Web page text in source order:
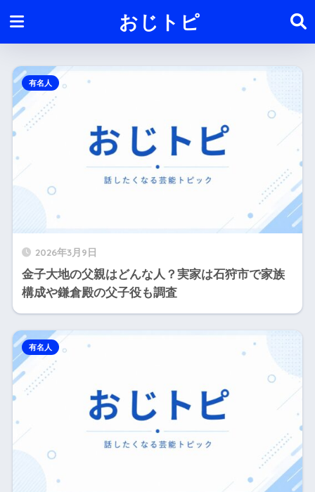
おじトピ
2026年3月9日
金子大地の父親はどんな人？実家は石狩市で家族
構成や鎌倉殿の父子役も調査
有名人
有名人